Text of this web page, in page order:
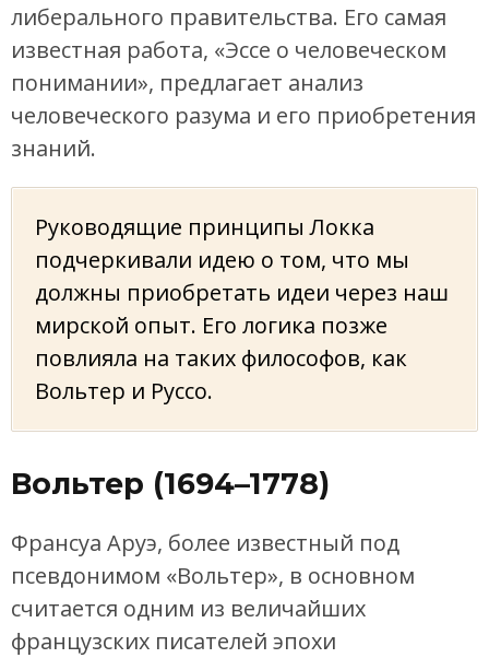
либерального правительства. Его самая
известная работа, «Эссе о человеческом
понимании», предлагает анализ
человеческого разума и его приобретения
знаний.
Руководящие принципы Локка
подчеркивали идею о том, что мы
должны приобретать идеи через наш
мирской опыт. Его логика позже
повлияла на таких философов, как
Вольтер и Руссо.
Вольтер (1694–1778)
Франсуа Аруэ, более известный под
псевдонимом «Вольтер», в основном
считается одним из величайших
французских писателей эпохи